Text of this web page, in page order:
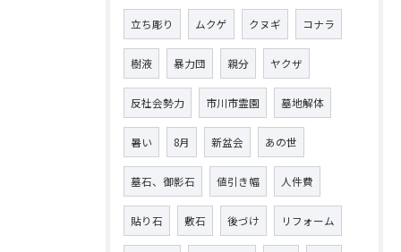
立ち彫り ムクゲ クヌギ コナラ
樹液 暴力団 親分 ヤクザ
反社会勢力 市川市霊園 墓地解体
暑い 8月 新盆会 あの世
墓石、御影石 値引き幅 人件費
貼り石 敷石 後づけ リフォーム